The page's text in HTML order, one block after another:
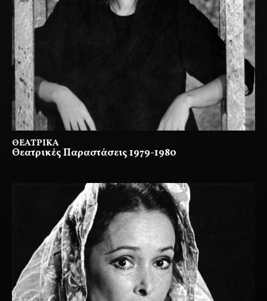
ΘΕΑΤΡΙΚΆ
Θεατρικές Παραστάσεις 1979-1980